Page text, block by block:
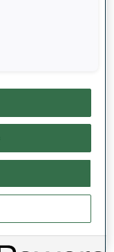
89%
80%